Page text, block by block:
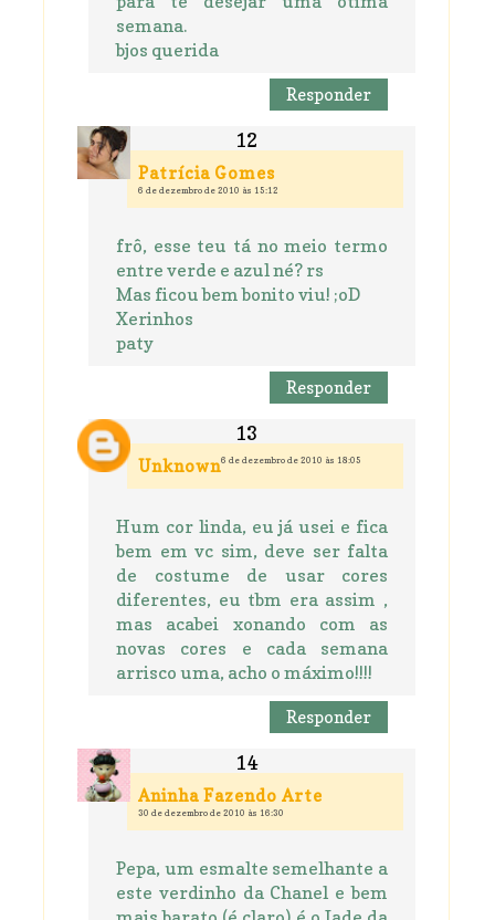
semana.
bjos querida
Responder
Patrícia Gomes
6 de dezembro de 2010 às 15:12
frô, esse teu tá no meio termo
entre verde e azul né? rs
Mas ficou bem bonito viu! ;oD
Xerinhos
paty
Responder
Unknown6 de dezembro de 2010 às 18:05
Hum cor linda, eu já usei e fica
bem em vc sim, deve ser falta
de costume de usar cores
diferentes, eu tbm era assim ,
mas acabei xonando com as
novas cores e cada semana
arrisco uma, acho o máximo!!!!
Responder
Aninha Fazendo Arte
30 de dezembro de 2010 às 16:30
Pepa, um esmalte semelhante a
este verdinho da Chanel e bem